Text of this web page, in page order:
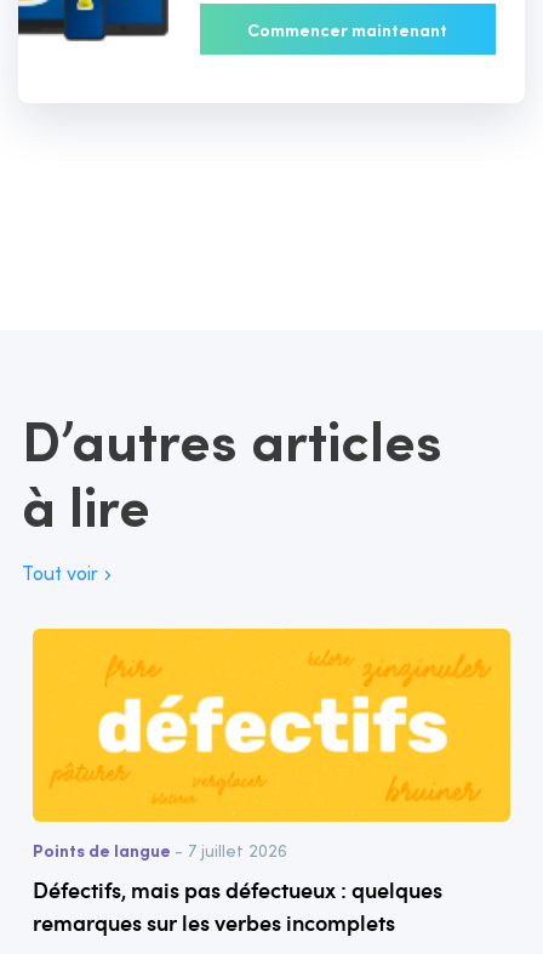
Commencer maintenant
D’autres articles
à lire
Tout voir
Points de langue - 7 juillet 2026
Défectifs, mais pas défectueux : quelques
remarques sur les verbes incomplets